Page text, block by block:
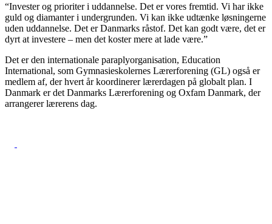
“Invester og prioriter i uddannelse. Det er vores fremtid. Vi har ikke
guld og diamanter i undergrunden. Vi kan ikke udtænke løsningerne
uden uddannelse. Det er Danmarks råstof. Det kan godt være, det er
dyrt at investere – men det koster mere at lade være.”
Det er den internationale paraplyorganisation, Education
International, som Gymnasieskolernes Lærerforening (GL) også er
medlem af, der hvert år koordinerer lærerdagen på globalt plan. I
Danmark er det Danmarks Lærerforening og Oxfam Danmark, der
arrangerer lærerens dag.